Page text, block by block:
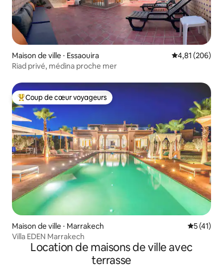
Maison de ville ⋅ Essaouira Évaluation
4,81 (206)
Riad privé, médina proche mer
Coups de cœur voyageurs les plus appréciés
Coup de cœur voyageurs
Maison de ville ⋅ Marrakech
5 (41)
Villa EDEN Marrakech
Location de maisons de ville avec
terrasse